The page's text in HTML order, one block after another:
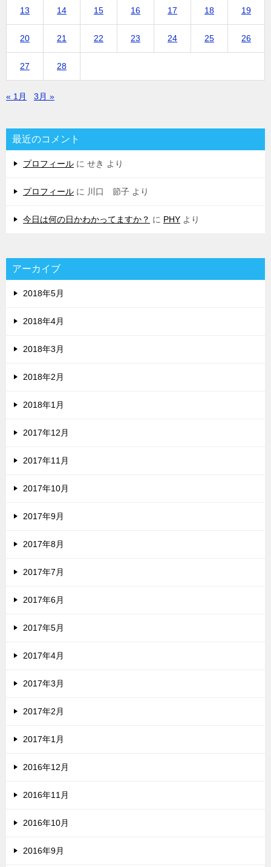
13 14 15 16 17 18 19
20 21 22 23 24 25 26
27 28
« 1月 3月 »
最近のコメント
プロフィール に せき より
プロフィール に 川口 節子 より
今日は何の日かわかってますか？ に PHY より
アーカイブ
2018年5月
2018年4月
2018年3月
2018年2月
2018年1月
2017年12月
2017年11月
2017年10月
2017年9月
2017年8月
2017年7月
2017年6月
2017年5月
2017年4月
2017年3月
2017年2月
2017年1月
2016年12月
2016年11月
2016年10月
2016年9月